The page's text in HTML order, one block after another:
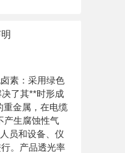
素：采用绿色
了其**时形成
重金属，在电缆
产生腐蚀性气
员和设备、仪
。产品透光率